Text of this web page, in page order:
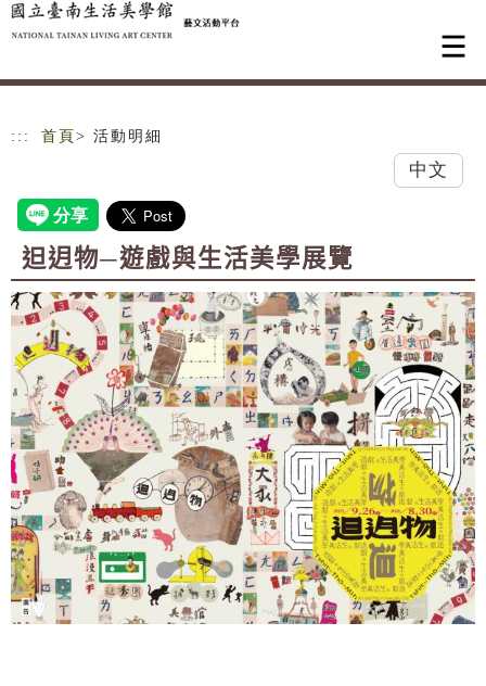
跳到主要內容
網站導覽
::: 首頁 > 活動明細
中文
𨑨迌物─遊戲與生活美學展覽